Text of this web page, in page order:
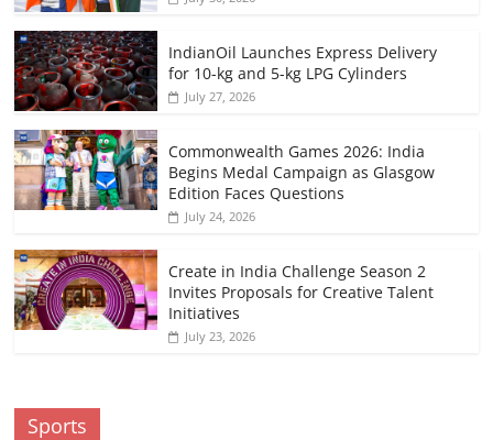
IndianOil Launches Express Delivery
for 10-kg and 5-kg LPG Cylinders
July 27, 2026
Commonwealth Games 2026: India
Begins Medal Campaign as Glasgow
Edition Faces Questions
July 24, 2026
Create in India Challenge Season 2
Invites Proposals for Creative Talent
Initiatives
July 23, 2026
Sports